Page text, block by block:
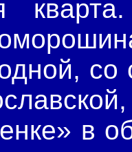
со
в